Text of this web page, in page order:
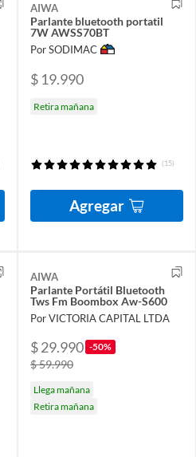
AIWA
Parlante bluetooth portatil
7W AWSS70BT
Por SODIMAC
$ 19.990
Retira mañana
(15)
Agregar
AIWA
Parlante Portátil Bluetooth
Tws Fm Boombox Aw-S600
Por VICTORIA CAPITAL LTDA
$ 29.990 -50%
$ 59.990
Llega mañana
Retira mañana